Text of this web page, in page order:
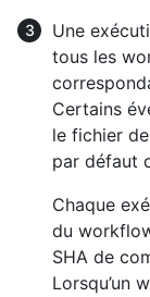
Une
tous les
Certains
le fichier
par défaut
Chaque
du
SHA de
Lorsqu’un